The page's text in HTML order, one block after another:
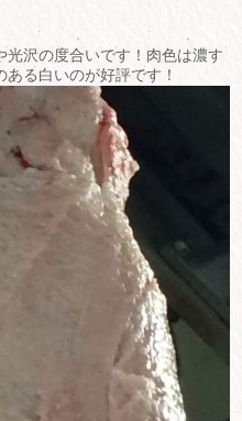
沢の度合いです！肉色は濃す
る白いのが好評です！